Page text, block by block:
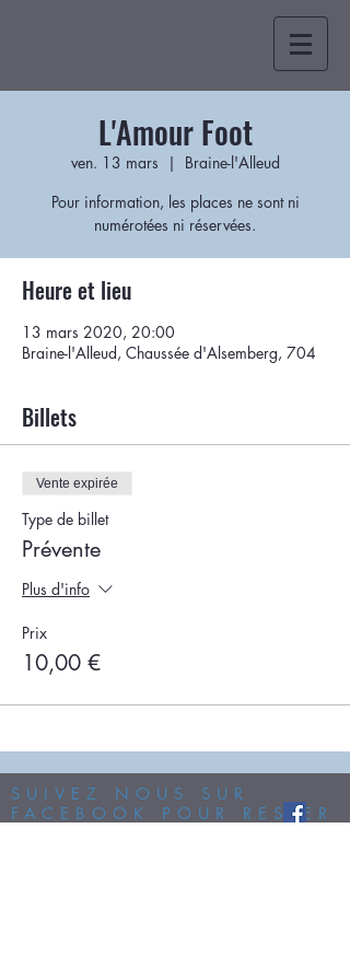
L'Amour Foot
ven. 13 mars
  |
Braine-l'Alleud
Pour information, les places ne sont ni
numérotées ni réservées.
Heure et lieu
13 mars 2020, 20:00
Braine-l'Alleud, Chaussée d'Alsemberg, 704
Billets
Vente expirée
Type de billet
Prévente
Plus d'info
Prix
10,00 €
SUIVEZ NOUS SUR
FACEBOOK POUR RESTER